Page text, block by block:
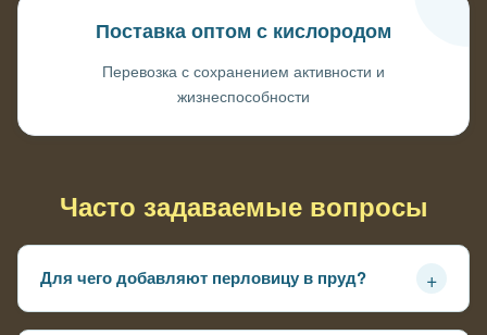
Поставка оптом с кислородом
Перевозка с сохранением активности и
жизнеспособности
Часто задаваемые вопросы
Для чего добавляют перловицу в пруд? +